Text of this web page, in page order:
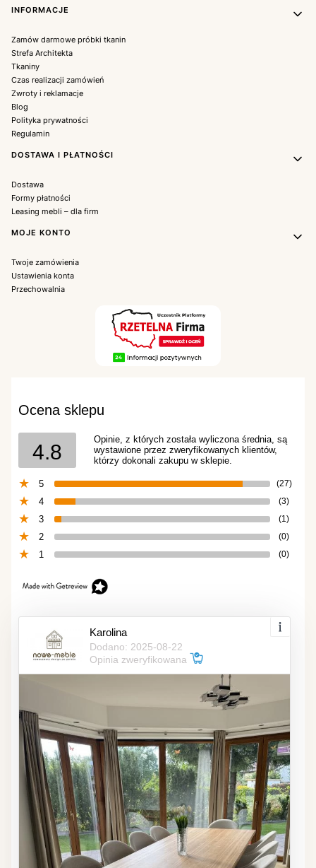
INFORMACJE
Zamów darmowe próbki tkanin
Strefa Architekta
Tkaniny
Czas realizacji zamówień
Zwroty i reklamacje
Blog
Polityka prywatności
Regulamin
DOSTAWA I PŁATNOŚCI
Dostawa
Formy płatności
Leasing mebli – dla firm
MOJE KONTO
Twoje zamówienia
Ustawienia konta
Przechowalnia
Ocena sklepu
4.8
Opinie, z których została wyliczona średnia, są
wystawione przez zweryfikowanych klientów,
którzy dokonali zakupu w sklepie.
5 (27)
4 (3)
3 (1)
2 (0)
1 (0)
Karolina
Dodano: 2025-08-22
Opinia zweryfikowana